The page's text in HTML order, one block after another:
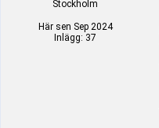
Stockholm
Här sen Sep 2024
Inlägg: 37